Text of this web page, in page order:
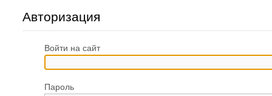
Авторизация
Войти на сайт
Пароль